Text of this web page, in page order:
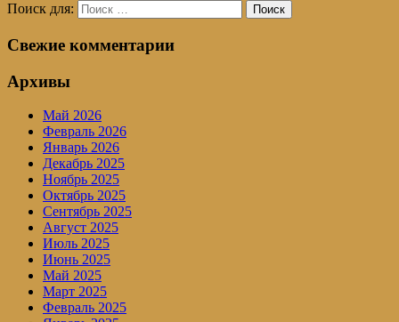
Поиск для: Поиск
Свежие комментарии
Архивы
Май 2026
Февраль 2026
Январь 2026
Декабрь 2025
Ноябрь 2025
Октябрь 2025
Сентябрь 2025
Август 2025
Июль 2025
Июнь 2025
Май 2025
Март 2025
Февраль 2025